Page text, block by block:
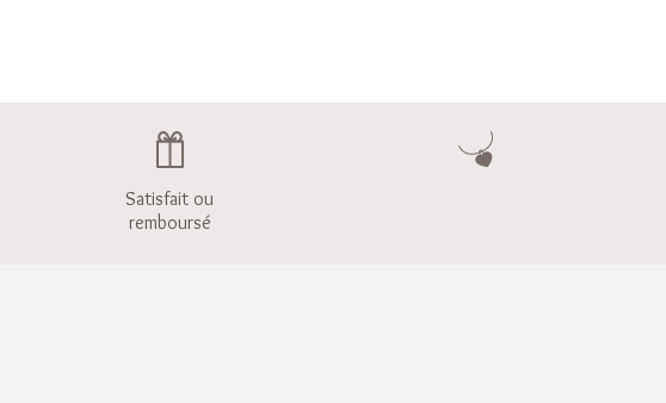
Satisfait ou
remboursé